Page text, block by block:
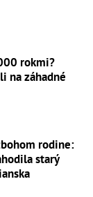
rokmi?
na záhadné
rodine:
starý